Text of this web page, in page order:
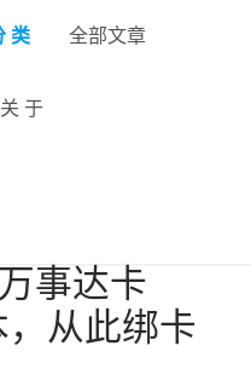
类 全部文章
关 于
事达卡
从此绑卡